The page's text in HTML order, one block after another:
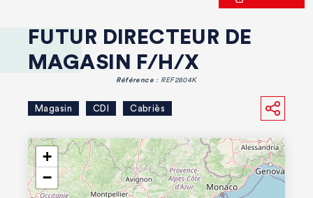
FUTUR DIRECTEUR DE
MAGASIN F/H/X
Référence : REF2804K
Magasin CDI Cabriès
+
−